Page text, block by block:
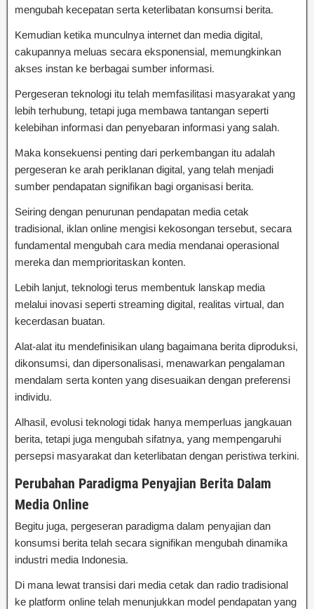
mengubah kecepatan serta keterlibatan konsumsi berita.
Kemudian ketika munculnya internet dan media digital,
cakupannya meluas secara eksponensial, memungkinkan
akses instan ke berbagai sumber informasi.
Pergeseran teknologi itu telah memfasilitasi masyarakat yang
lebih terhubung, tetapi juga membawa tantangan seperti
kelebihan informasi dan penyebaran informasi yang salah.
Maka konsekuensi penting dari perkembangan itu adalah
pergeseran ke arah periklanan digital, yang telah menjadi
sumber pendapatan signifikan bagi organisasi berita.
Seiring dengan penurunan pendapatan media cetak
tradisional, iklan online mengisi kekosongan tersebut, secara
fundamental mengubah cara media mendanai operasional
mereka dan memprioritaskan konten.
Lebih lanjut, teknologi terus membentuk lanskap media
melalui inovasi seperti streaming digital, realitas virtual, dan
kecerdasan buatan.
Alat-alat itu mendefinisikan ulang bagaimana berita diproduksi,
dikonsumsi, dan dipersonalisasi, menawarkan pengalaman
mendalam serta konten yang disesuaikan dengan preferensi
individu.
Alhasil, evolusi teknologi tidak hanya memperluas jangkauan
berita, tetapi juga mengubah sifatnya, yang mempengaruhi
persepsi masyarakat dan keterlibatan dengan peristiwa terkini.
Perubahan Paradigma Penyajian Berita Dalam
Media Online
Begitu juga, pergeseran paradigma dalam penyajian dan
konsumsi berita telah secara signifikan mengubah dinamika
industri media Indonesia.
Di mana lewat transisi dari media cetak dan radio tradisional
ke platform online telah menunjukkan model pendapatan yang